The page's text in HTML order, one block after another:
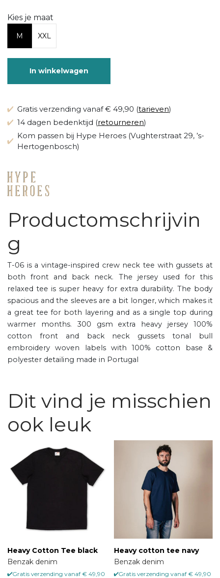
Kies je maat
M XXL
In winkelwagen
Gratis verzending vanaf € 49,90 (tarieven)
14 dagen bedenktijd (retourneren)
Kom passen bij Hype Heroes (Vughterstraat 29, ’s-
Hertogenbosch)
Productomschrijvin
g
T-06 is a vintage-inspired crew neck tee with gussets at
both front and back neck. The jersey used for this
relaxed tee is super heavy for extra durability. The body
spacious and the sleeves are a bit longer, which makes it
a great tee for both layering and as a single top during
warmer months. 300 gsm extra heavy jersey 100%
cotton front and back neck gussets tonal bull
embroidery woven labels with 100% cotton base &
polyester detailing made in Portugal
Dit vind je misschien
ook leuk
Heavy Cotton Tee black
Benzak denim
Gratis verzending vanaf € 49,90
Heavy cotton tee navy
Benzak denim
Gratis verzending vanaf € 49,90